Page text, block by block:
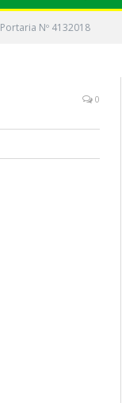
Portaria Nº 4132018
0